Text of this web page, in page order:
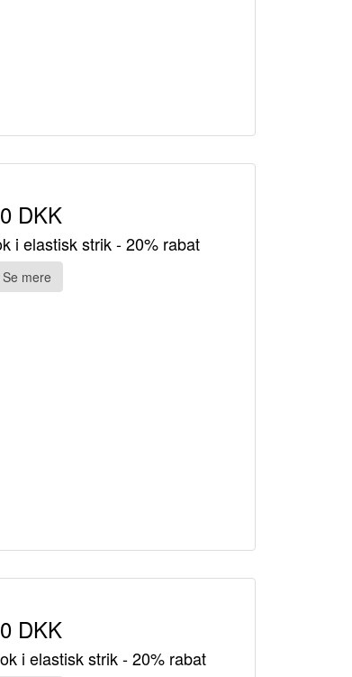
DKK
i elastisk strik - 20% rabat
Se mere
DKK
i elastisk strik - 20% rabat